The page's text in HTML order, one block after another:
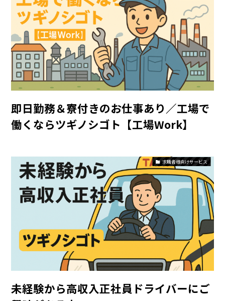
即日勤務＆寮付きのお仕事あり／工場で
働くならツギノシゴト【工場Work】
求職者様向けサービス
未経験から高収入正社員ドライバーにご